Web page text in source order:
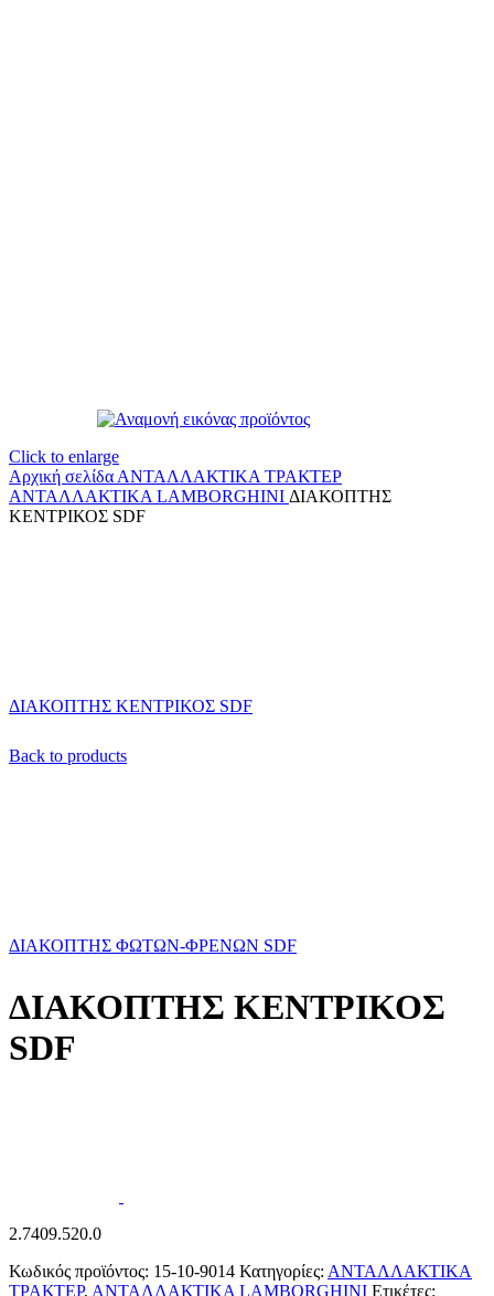
Click to enlarge
Αρχική σελίδα ΑΝΤΑΛΛΑΚΤΙΚΑ ΤΡΑΚΤΕΡ
ΑΝΤΑΛΛΑΚΤΙΚΑ LAMBORGHINI ΔΙΑΚΟΠΤΗΣ
ΚΕΝΤΡΙΚΟΣ SDF
ΔΙΑΚΟΠΤΗΣ ΚΕΝΤΡΙΚΟΣ SDF
Back to products
ΔΙΑΚΟΠΤΗΣ ΦΩΤΩΝ-ΦΡΕΝΩΝ SDF
ΔΙΑΚΟΠΤΗΣ ΚΕΝΤΡΙΚΟΣ
SDF
2.7409.520.0
Κωδικός προϊόντος: 15-10-9014 Κατηγορίες: ΑΝΤΑΛΛΑΚΤΙΚΑ
ΤΡΑΚΤΕΡ, ΑΝΤΑΛΛΑΚΤΙΚΑ LAMBORGHINI Ετικέτες: